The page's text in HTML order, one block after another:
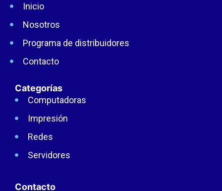
Inicio
Nosotros
Programa de distribuidores
Contacto
Categorías
Computadoras
Impresión
Redes
Servidores
Contacto